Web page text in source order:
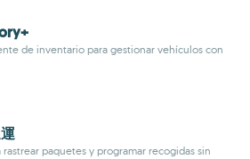
de inventario para gestionar vehículos con
rastrear paquetes y programar recogidas sin